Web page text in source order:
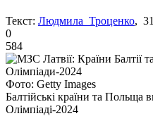
Текст: Людмила Троценко,
0
584
Фото: Getty Images
Балтійські країни та Польща
Олімпіаді-2024